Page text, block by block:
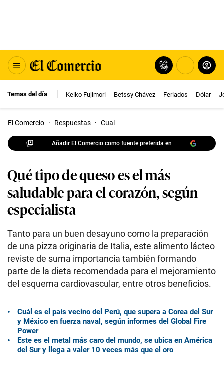
Temas del día Keiko Fujimori Betssy Chávez Feriados Dólar
El Comercio · Respuestas · Cual
Añadir El Comercio como fuente preferida en
Qué tipo de queso es el más
saludable para el corazón, según
especialista
Tanto para un buen desayuno como la preparación
de una pizza originaria de Italia, este alimento lácteo
reviste de suma importancia también formando
parte de la dieta recomendada para el mejoramiento
del esquema cardiovascular, entre otros beneficios.
Cuál es el país vecino del Perú, que supera a Corea del Sur
y México en fuerza naval, según informes del Global Fire
Power
Este es el metal más caro del mundo, se ubica en América
del Sur y llega a valer 10 veces más que el oro